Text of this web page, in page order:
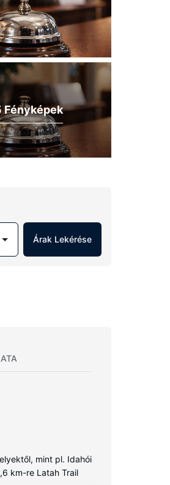
Fényképek
Árak Lekérése
mint pl. Idahói
km-re Latah Trail